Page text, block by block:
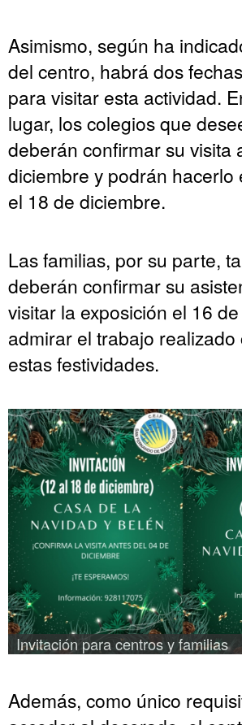
Asimismo, según ha
del centro, habrá dos
para visitar esta actividad.
lugar, los colegios que
deberán confirmar su visita
diciembre y podrán hacerlo
el 18 de diciembre.
Las familias, por su parte,
deberán confirmar su
visitar la exposición el 16
admirar el trabajo realizado
estas festividades.
Invitación para centros y familias
Además, como único